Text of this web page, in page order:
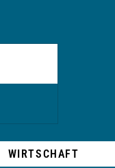
WIRTSCHAFT